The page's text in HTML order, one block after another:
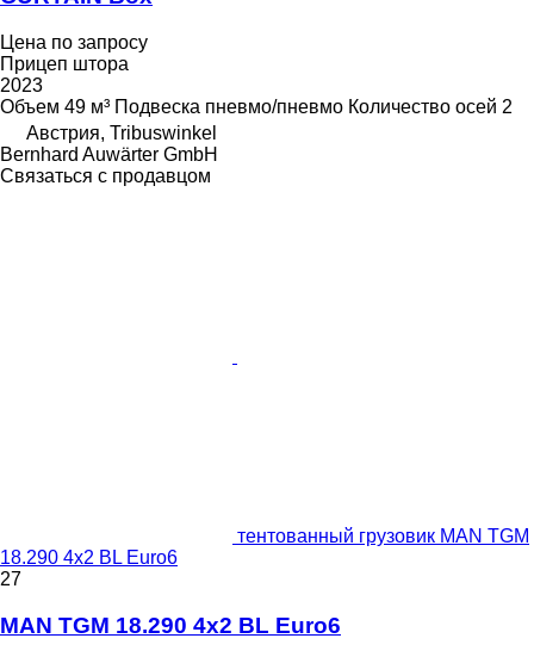
Цена по запросу
Прицеп штора
2023
Объем 49 м³ Подвеска пневмо/пневмо Количество осей 2
Австрия, Tribuswinkel
Bernhard Auwärter GmbH
Связаться с продавцом
тентованный грузовик MAN TGM
18.290 4x2 BL Euro6
27
MAN TGM 18.290 4x2 BL Euro6